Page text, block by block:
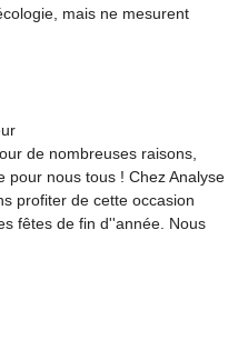
mais ne mesurent
de nombreuses raisons,
pour nous tous ! Chez Analyse
profiter de cette occasion
fêtes de fin d''année. Nous